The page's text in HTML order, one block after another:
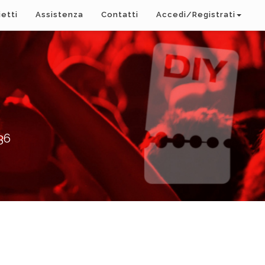
Assistenza Contatti Accedi/Registrati